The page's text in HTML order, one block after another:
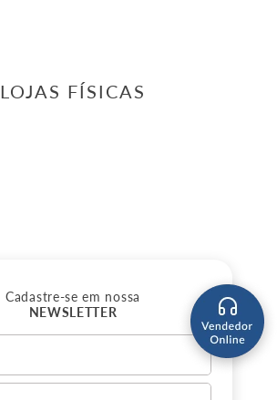
LOJAS FÍSICAS
Cadastre-se em nossa
NEWSLETTER